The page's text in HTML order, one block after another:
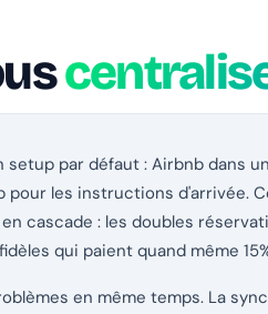
par défaut : Airbnb dans
pour les instructions
cascade : les doubles
qui paient quand même
en même temps. La